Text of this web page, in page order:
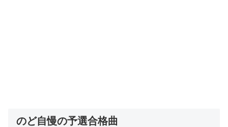
のど自慢の予選合格曲